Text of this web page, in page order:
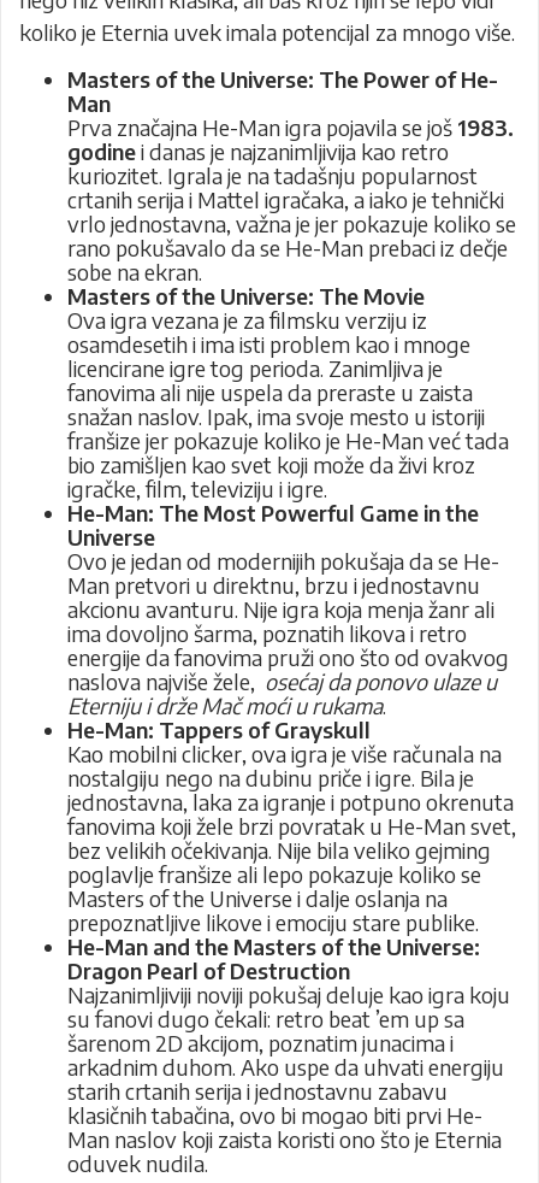
koliko je Eternia uvek imala potencijal za mnogo više.
Masters of the Universe: The Power of He-
Man
Prva značajna He-Man igra pojavila se još 1983.
godinei danas je najzanimljivija kao retro
kuriozitet. Igrala je na tadašnju popularnost
crtanih serija i Mattel igračaka, a iako je tehnički
vrlo jednostavna, važna je jer pokazuje koliko se
rano pokušavalo da se He-Man prebaci iz dečje
sobe na ekran.
Masters of the Universe: The Movie
Ova igra vezana je za filmsku verziju iz
osamdesetih i ima isti problem kao i mnoge
licencirane igre tog perioda. Zanimljiva je
fanovima ali nije uspela da preraste u zaista
snažan naslov. Ipak, ima svoje mesto u istoriji
franšize jer pokazuje koliko je He-Man već tada
bio zamišljen kao svet koji može da živi kroz
igračke, film, televiziju i igre.
He-Man: The Most Powerful Game in the
Universe
Ovo je jedan od modernijih pokušaja da se He-
Man pretvori u direktnu, brzu i jednostavnu
akcionu avanturu. Nije igra koja menja žanr ali
ima dovoljno šarma, poznatih likova i retro
energije da fanovima pruži ono što od ovakvog
naslova najviše žele, osećaj da ponovo ulaze u
Eterniju i drže Mač moći u rukama.
He-Man: Tappers of Grayskull
Kao mobilni clicker, ova igra je više računala na
nostalgiju nego na dubinu priče i igre. Bila je
jednostavna, laka za igranje i potpuno okrenuta
fanovima koji žele brzi povratak u He-Man svet,
bez velikih očekivanja. Nije bila veliko gejming
poglavlje franšize ali lepo pokazuje koliko se
Masters of the Universe i dalje oslanja na
prepoznatljive likove i emociju stare publike.
He-Man and the Masters of the Universe:
Dragon Pearl of Destruction
Najzanimljiviji noviji pokušaj deluje kao igra koju
su fanovi dugo čekali: retro beat ’em up sa
šarenom 2D akcijom, poznatim junacima i
arkadnim duhom. Ako uspe da uhvati energiju
starih crtanih serija i jednostavnu zabavu
klasičnih tabačina, ovo bi mogao biti prvi He-
Man naslov koji zaista koristi ono što je Eternia
oduvek nudila.